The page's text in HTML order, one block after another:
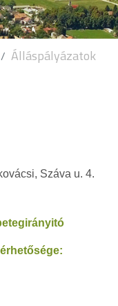
Álláspályázatok
Száva u. 4.